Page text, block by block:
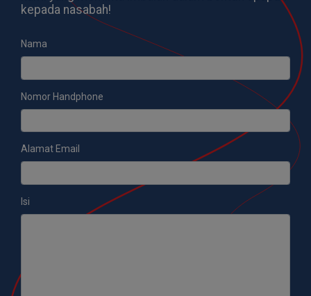
kepada nasabah!
Nama
Nomor Handphone
Alamat Email
Isi